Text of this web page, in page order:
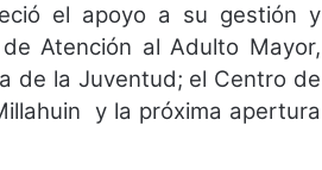
el apoyo a su gestión y
Atención al Adulto Mayor,
de la Juventud; el Centro de
y la próxima apertura